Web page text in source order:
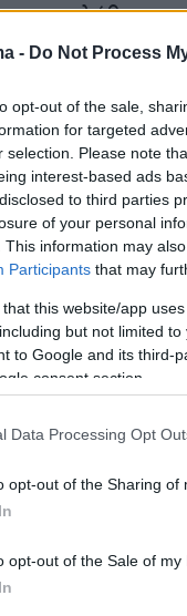
- Do Not Process
opt-out of the sale,
for targeted
selection. Please note
interest-based ads
to third parties
of your personal
This information may
Participants that may
that this website/app
but not limited
to Google and its third-
consent section.
Data Processing Opt
opt-out of the Sharing of
opt-out of the Sale of my
την αλήθεια
δικού της
χάσει τα δύο
να μάθει τα
και
ότι η
άλλων
κουμπάρας της
έμαθα και για
οι
παιδιών σε
και ότι όλο
θα μιλήσει
Έχω